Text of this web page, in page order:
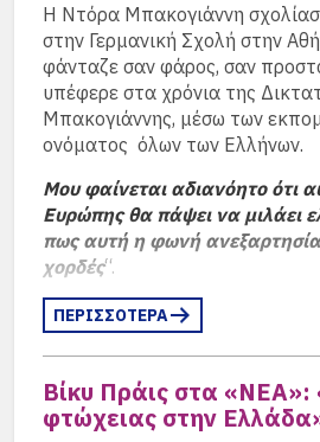
Στόχος όλων αυτών ήταν να
από τα πρώτα χρόνια του
που θα αποτελέσει σημείο
γερμανική κοινότητα
Στηρίξαμε και προβάλαμε την
Φιλελληνισμό, με τις
Επανάστασης του 1821 και
Παπαηλιού , ενώ στηρίζουμε
απόφοιτοί μας, από το να
λαμβάνουμε έως την καμπάνια
Υπηρεσίας της Deutsche
Στόχος, εξ ίσου σοβαρός, ήταν
Η Ντόρα Μπακογιάννη
στην Γερμανική Σχολή στην
φάνταζε σαν φάρος, σαν
υπέφερε στα χρόνια της
Μπακογιάννης, μέσω των
ονόματος όλων των Ελλήνων.
Μου φαίνεται αδιανόητο ότι
Ευρώπης θα πάψει να μιλάει
πως αυτή η φωνή
χορδές“.
ΠΕΡΙΣΣΟΤΕΡΑ
Βίκυ Πράις στα «ΝΕΑ»:
φτώχειας στην